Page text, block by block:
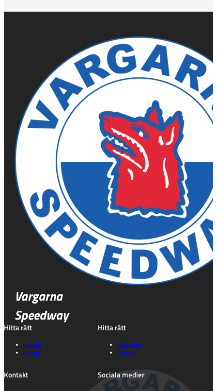
Vargarna
Speedway
Hitta rätt
Kalender
Våra lag
Hitta rätt
Gå på match
Historia
Kontakt Sociala medier